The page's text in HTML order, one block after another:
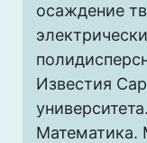
осаждение
Известия
Математика.